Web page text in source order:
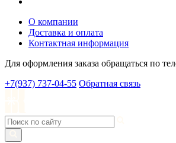
О компании
Доставка и оплата
Контактная информация
Для оформления заказа обращаться по
+7(937) 737-04-55 Обратная связь